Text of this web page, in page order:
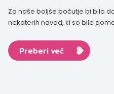
Za naše boljše počutje bi bilo
nekaterih navad, ki so bile
Preberi več